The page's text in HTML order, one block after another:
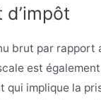
d’impôt
brut par rapport
est
qui implique la